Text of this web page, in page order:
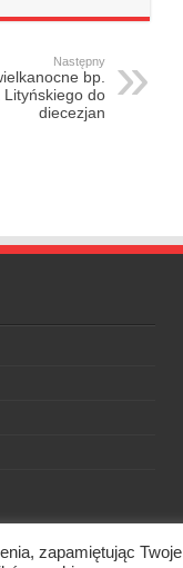
Następny
bp.
Lityńskiego do
diecezjan
zapamiętując Twoje